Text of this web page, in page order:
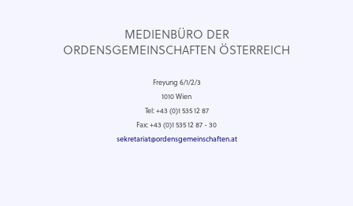
MEDIENBÜRO DER
ORDENSGEMEINSCHAFTEN ÖSTERREICH
Freyung 6/1/2/3
1010 Wien
Tel: +43 (0)1 535 12 87
Fax: +43 (0)1 535 12 87 - 30
sekretariat@ordensgemeinschaften.at